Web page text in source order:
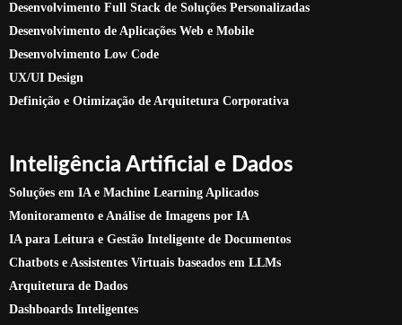
Desenvolvimento Full Stack de Soluções Personalizadas
Desenvolvimento de Aplicações Web e Mobile
Desenvolvimento Low Code
UX/UI Design
Definição e Otimização de Arquitetura Corporativa
Inteligência Artificial e Dados
Soluções em IA e Machine Learning Aplicados
Monitoramento e Análise de Imagens por IA
IA para Leitura e Gestão Inteligente de Documentos
Chatbots e Assistentes Virtuais baseados em LLMs
Arquitetura de Dados
Dashboards Inteligentes